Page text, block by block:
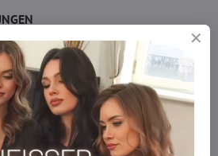
von everlady
everlady und genießen Sie einen
5 %
bei jedem Einkauf.
im Warenkorb angewendet.